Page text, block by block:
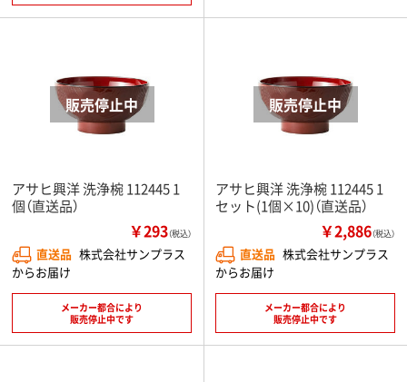
アサヒ興洋 洗浄椀 112445 1
個（直送品）
￥293（税込）
直送品 株式会社サンプラス
からお届け
メーカー都合により
販売停止中です
アサヒ興洋 洗浄椀 112445 1
セット(1個×10)（直送品）
￥2,886（税込）
直送品 株式会社サンプラス
からお届け
メーカー都合により
販売停止中です